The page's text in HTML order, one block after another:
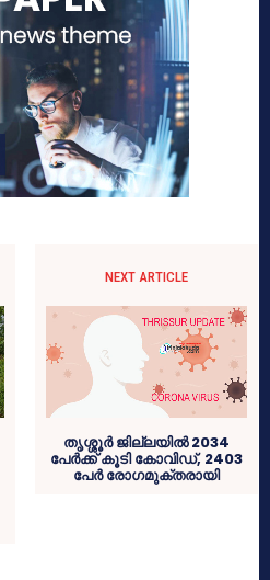
NEXT ARTICLE
തൃശ്ശൂര്‍ ജില്ലയിൽ 2034
പേര്‍ക്ക് കൂടി കോവിഡ്, 2403
പേര്‍ രോഗമുക്തരായി